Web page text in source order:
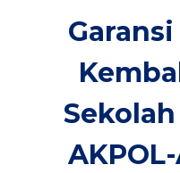
Garansi